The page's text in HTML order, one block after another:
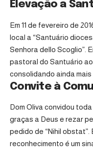
Elevação a
Em 11 de fevereiro de
local a “Santuário
Senhora dello Scoglio”.
pastoral do Santuário
consolidando ainda
Convite à
Dom Oliva convidou
graças a Deus e rezar
pedido de “Nihil obstat”.
reconhecimento é um